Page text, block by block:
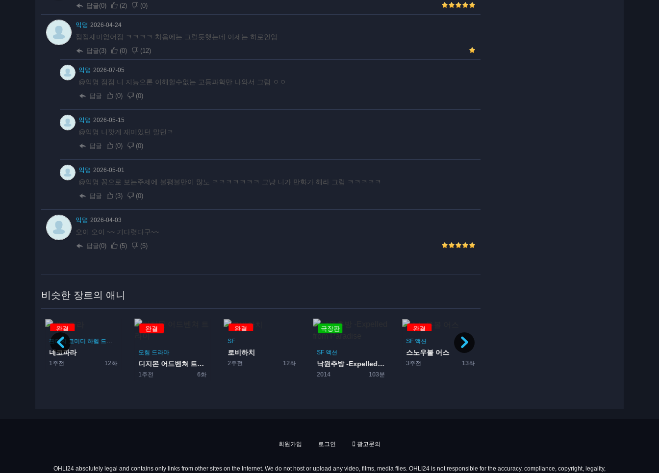
답글(0) (2) (0)
익명 2026-04-24
점점재미없어짐 ㅋㅋㅋㅋ 처음에는 그럴듯햇는데 이제는 히로인임
답글(3) (0) (12)
익명 2026-07-05
@익명 점점 니 지능으론 이해할수없는 고등과학만 나와서 그럼 ㅇㅇ
답글 (0) (0)
익명 2026-05-15
@익명 니깟게 재미있던 말던ㅋ
답글 (0) (0)
익명 2026-05-01
@익명 꽁으로 보는주제에 불평불만이 많노 ㅋㅋㅋㅋㅋㅋㅋ 그냥 니가 만화가 해라 그럼 ㅋㅋㅋㅋㅋ
답글 (3) (0)
익명 2026-04-03
오이 오이 ~~ 기다렷다구~~
답글(0) (5) (5)
비슷한 장르의 애니
완결
판타지 코미디 하렘 드라마
네코파라
1주전 12화
완결
모험 드라마
디지몬 어드벤쳐 트라이
1주전 6화
완결
SF
로비하치
2주전 12화
극장판
SF 액션
낙원추방 -Expelled ...
2014 103분
완결
SF 액션
스노우볼 어스
3주전 13화
회원가입 로그인 광고문의
OHLI24 absolutely legal and contains only links from other sites on the Internet. We do not host or upload any video, films, media files. OHLI24 is not responsible for the accuracy, compliance, copyright, legality,